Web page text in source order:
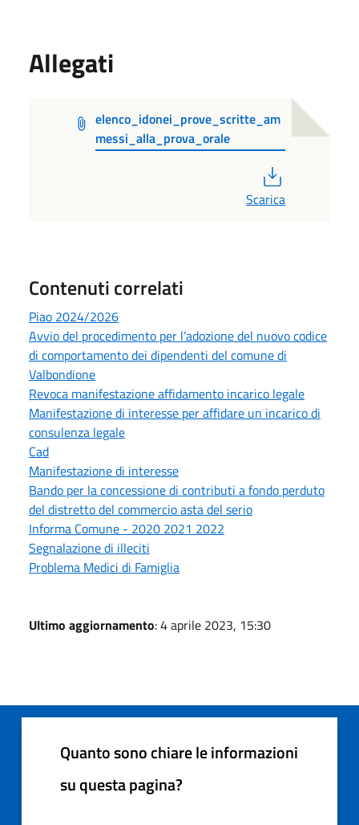
Allegati
elenco_idonei_prove_scritte_am
messi_alla_prova_orale
Scarica
Contenuti correlati
Piao 2024/2026
Avvio del procedimento per l’adozione del nuovo codice
di comportamento dei dipendenti del comune di
Valbondione
Revoca manifestazione affidamento incarico legale
Manifestazione di interesse per affidare un incarico di
consulenza legale
Cad
Manifestazione di interesse
Bando per la concessione di contributi a fondo perduto
del distretto del commercio asta del serio
Informa Comune - 2020 2021 2022
Segnalazione di illeciti
Problema Medici di Famiglia
Ultimo aggiornamento: 4 aprile 2023, 15:30
Quanto sono chiare le informazioni
su questa pagina?